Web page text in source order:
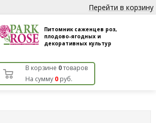
Перейти в корзину
Питомник саженцев роз,
плодово-ягодных и
декоративных культур
В корзине 0товаров
На сумму 0руб.